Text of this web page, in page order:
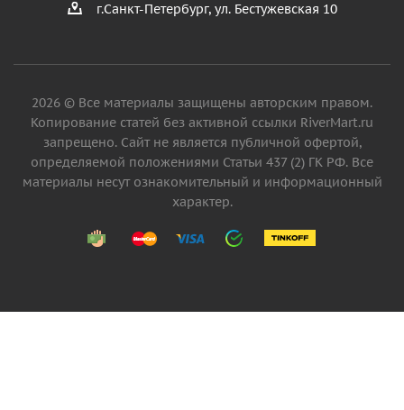
г.Санкт-Петербург, ул. Бестужевская 10
2026 © Все материалы защищены авторским правом.
Копирование статей без активной ссылки RiverMart.ru
запрещено. Сайт не является публичной офертой,
определяемой положениями Статьи 437 (2) ГК РФ. Все
материалы несут ознакомительный и информационный
характер.